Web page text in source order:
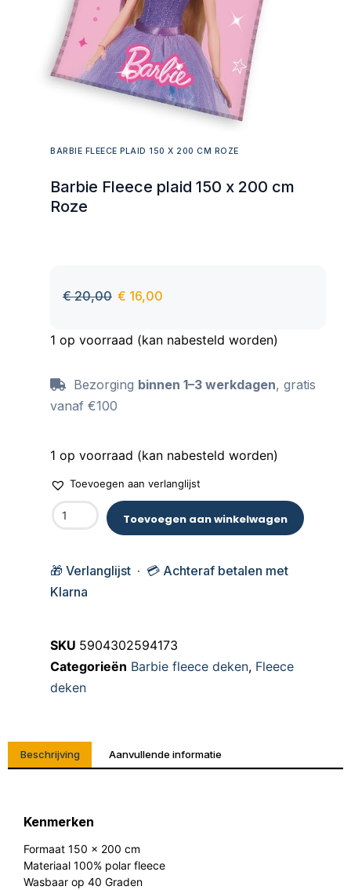
BARBIE FLEECE PLAID 150 X 200 CM ROZE
Barbie Fleece plaid 150 x 200 cm
Roze
€20,00 € 16,00
1 op voorraad (kan nabesteld worden)
Bezorging binnen 1–3 werkdagen, gratis
vanaf €100
1 op voorraad (kan nabesteld worden)
Toevoegen aan verlanglijst
Toevoegen aan winkelwagen
🎁 Verlanglijst · 💳 Achteraf betalen met
Klarna
SKU 5904302594173
Categorieën Barbie fleece deken, Fleece
deken
Beschrijving Aanvullende informatie
Kenmerken
Formaat 150 x 200 cm
Materiaal 100% polar fleece
Wasbaar op 40 Graden